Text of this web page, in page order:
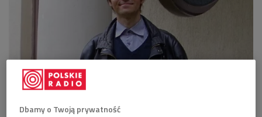
Dbamy o Twoją prywatność